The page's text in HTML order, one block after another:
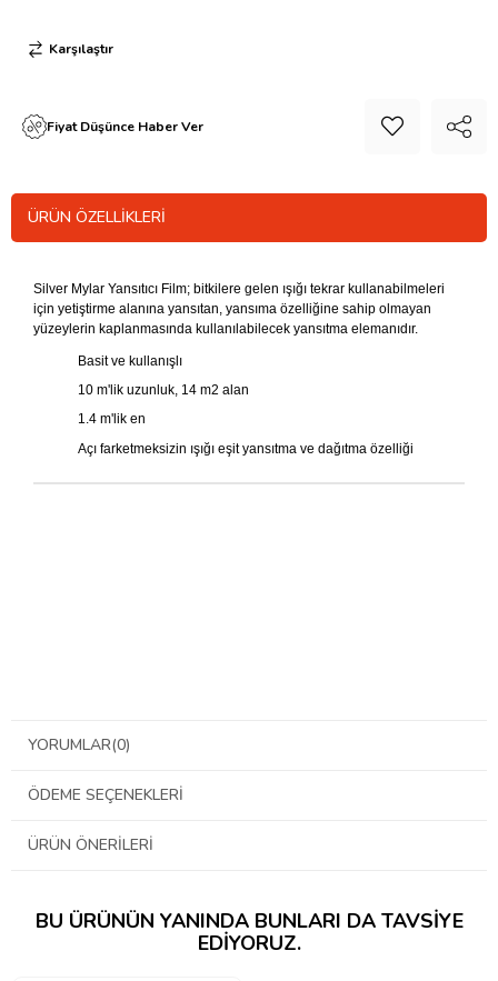
Karşılaştır
Fiyat Düşünce Haber Ver
ÜRÜN ÖZELLIKLERI
Silver Mylar Yansıtıcı Film; bitkilere gelen ışığı tekrar kullanabilmeleri
için yetiştirme alanına yansıtan, yansıma özelliğine sahip olmayan
yüzeylerin kaplanmasında kullanılabilecek yansıtma elemanıdır.
Basit ve kullanışlı
10 m'lik uzunluk, 14 m2 alan
1.4 m'lik en
Açı farketmeksizin ışığı eşit yansıtma ve dağıtma özelliği
YORUMLAR(0)
ÖDEME SEÇENEKLERI
ÜRÜN ÖNERILERI
BU ÜRÜNÜN YANINDA BUNLARI DA TAVSIYE
EDIYORUZ.